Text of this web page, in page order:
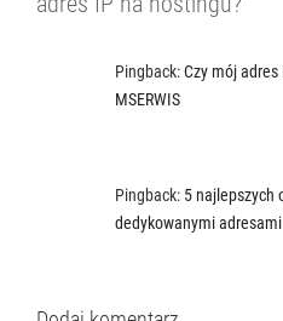
Pingback:Czy mój adres
MSERWIS
Pingback: 5 najlepszych
dedykowanymi